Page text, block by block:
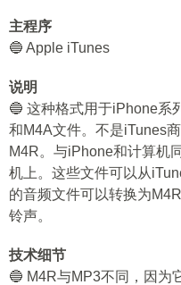
主程序
🔵 Apple iTunes
说明
🔵 这种格式用于iPhone系
和M4A文件。不是iTunes
M4R。与iPhone和计算机
机上。这些文件可以从
的音频文件可以转换为
铃声。
技术细节
🔵 M4R与MP3不同，因为